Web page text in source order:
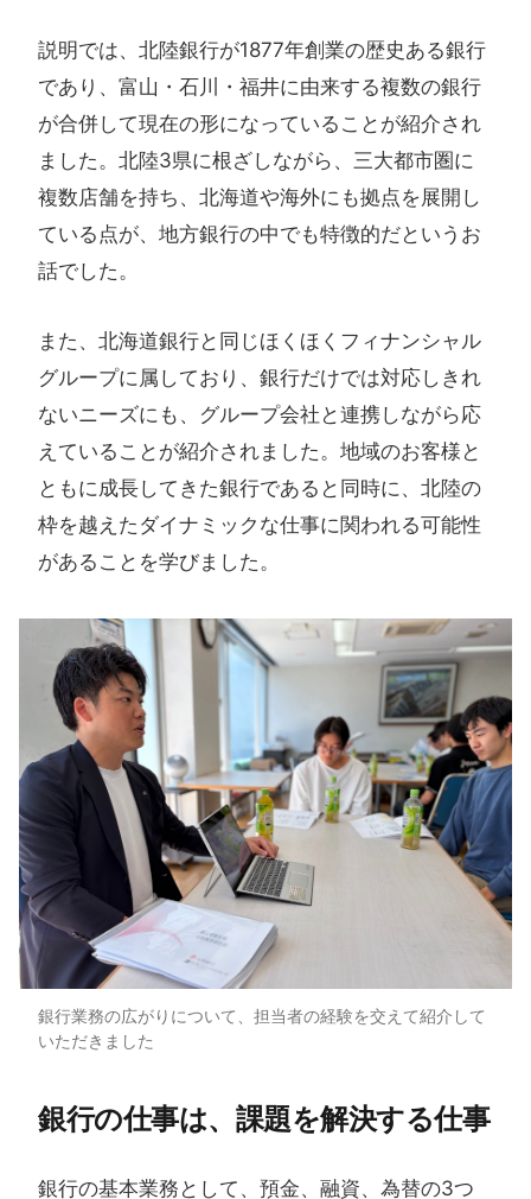
説明では、北陸銀行が1877年創業の歴史ある銀行
であり、富山・石川・福井に由来する複数の銀行
が合併して現在の形になっていることが紹介され
ました。北陸3県に根ざしながら、三大都市圏に
複数店舗を持ち、北海道や海外にも拠点を展開し
ている点が、地方銀行の中でも特徴的だというお
話でした。
また、北海道銀行と同じほくほくフィナンシャル
グループに属しており、銀行だけでは対応しきれ
ないニーズにも、グループ会社と連携しながら応
えていることが紹介されました。地域のお客様と
ともに成長してきた銀行であると同時に、北陸の
枠を越えたダイナミックな仕事に関われる可能性
があることを学びました。
銀行業務の広がりについて、担当者の経験を交えて紹介して
いただきました
銀行の​仕事は、​課題を​解決する​仕事
銀行の基本業務として、預金、融資、為替の3つ